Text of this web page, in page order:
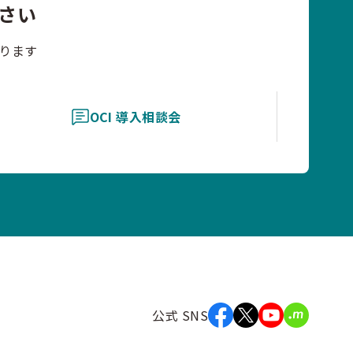
い
ます
OCI 導入相談会
公式 SNS